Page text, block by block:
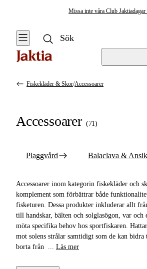
Missa inte våra Club
Regnställ
Jackor
Tröjor &
Skjortor
Handskar &
Accessoarer
Balaclava &
Halsvärmare &
Bälten & hängslen
Fiskekläder & Skor/Accessoarer
Accessoarer (71)
Plaggvård Balaclava &
Accessoarer inom kategorin fiskekläder och
komplement som förbättrar både
fisketuren. Dessa produkter inkluderar allt
till handskar, bälten och solglasögon, var och
möta specifika behov hos sportfiskaren.
mot solens strålar samtidigt som de kan
borta från ... Läs mer